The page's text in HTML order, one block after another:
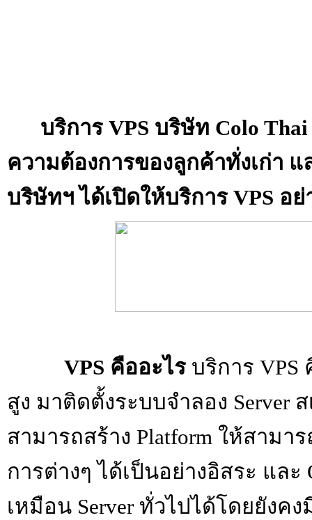
บริการ VPS บริษัท Colo
ความต้องการของลูกค้าทั่งเก่า
บริษัทฯ ได้เปิดให้บริการ VPS อ
VPS คืออะไรบริการ VPS
สูง มาติดตั้งระบบจำลอง Server
สามารถสร้าง Platform ให้สามา
การต่างๆ ได้เป็นอย่างอิสระ และ
เหมือน Server ทั่วไปได้โดยยังค